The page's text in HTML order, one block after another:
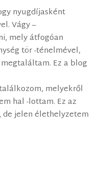
nyugdíjasként
Vágy –
mely átfogóan
tör -ténelmével,
Ez a blog
melyekről
hal -lottam. Ez az
de jelen élethelyzetem